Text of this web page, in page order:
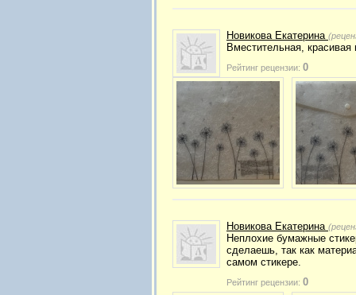
Новикова Екатерина
Вместительная, красивая
Рейтинг рецензии: 0
Новикова Екатерина
Неплохие бумажные
сделаешь, так как
самом стикере.
Рейтинг рецензии: 0